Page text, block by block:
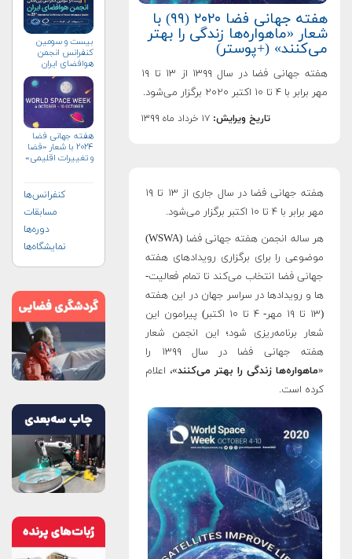
هفته جهانی فضا ۲۰۲۰ (۹۹) با
شعار «ماهواره‌ها زندگی را بهتر
می‌کنند» (+پوستر)
هفته جهانی فضا در سال ۱۳۹۹ از ۱۳ تا ۱۹
مهر برابر با ۴ تا ۱۰ اکتبر ۲۰۲۰ برگزار می‌شود.
تاریخ ویرایش: ۱۷ خرداد ماه ۱۳۹۹
هفته جهانی فضا در سال جاری از ۱۳ تا ۱۹
مهر برابر با ۴ تا ۱۰ اکتبر برگزار می‌شود
.
هر ساله انجمن هفته جهانی فضا (WSWA)
موضوعی را برای برگزاری رویدادهای هفته
جهانی فضا انتخاب می‌کند تا تمام فعالیت­
ها و رویدادها در سراسر جهان در این هفته
(۱۳ تا ۱۹ مهر- ۴ تا ۱۰ اکتبر) پیرامون این
شعار برنامه‌ریزی شود؛ این انجمن شعار
هفته جهانی فضا در سال ۱۳۹۹ را
«ماهواره‌ها زندگی را بهتر می‌کنند»، اعلام
کرده است.
بیست و سومین
کنفرانس انجمن
هوافضای ايران
هفته جهانی فضا
۲۰۲۴ با شعار «فضا
و تغییرات اقلیمی»
کنفرانس‌ها
مسابقات
دوره‌ها
نمایشگاه‌ها